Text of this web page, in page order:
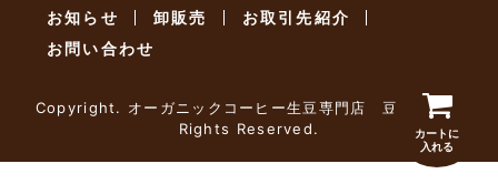
カートに
入れる
お知らせ
卸販売
お取引先紹介
お問い合わせ
Copyright. オーガニックコーヒー生豆専門店 豆乃木. All
Rights Reserved.